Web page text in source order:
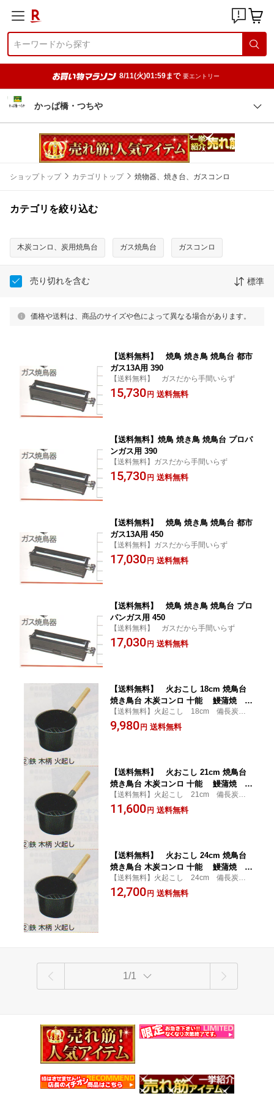
8/11(火)01:59まで 要エントリー
かっぱ橋・つちや
ショップトップ カテゴリトップ 焼物器、焼き台、ガスコンロ
カテゴリを絞り込む
木炭コンロ、炭用焼鳥台 ガス焼鳥台 ガスコンロ
売り切れを含む 標準
価格や送料は、商品のサイズや色によって異なる場合があります。
【送料無料】 焼鳥 焼き鳥 焼鳥台 都市
ガス13A用 390
【送料無料】 ガスだから手間いらず
15,730 円 送料無料
【送料無料】焼鳥 焼き鳥 焼鳥台 プロパ
ンガス用 390
【送料無料】ガスだから手間いらず
15,730 円 送料無料
【送料無料】 焼鳥 焼き鳥 焼鳥台 都市
ガス13A用 450
【送料無料】ガスだから手間いらず
17,030 円 送料無料
【送料無料】 焼鳥 焼き鳥 焼鳥台 プロ
パンガス用 450
【送料無料】 ガスだから手間いらず
17,030 円 送料無料
【送料無料】 火おこし 18cm 焼鳥台
焼き鳥台 木炭コンロ 十能 鰻蒲焼 蒲
焼き 秋刀魚の塩焼き 備長炭 おが炭
【送料無料】火起こし 18cm 備長炭、お
が炭使用
9,980 円 送料無料
【送料無料】 火おこし 21cm 焼鳥台
焼き鳥台 木炭コンロ 十能 鰻蒲焼 蒲
焼き 秋刀魚の塩焼き 備長炭 おが炭
【送料無料】火起こし 21cm 備長炭、お
が炭使用
11,600 円 送料無料
【送料無料】 火おこし 24cm 焼鳥台
焼き鳥台 木炭コンロ 十能 鰻蒲焼 蒲
焼き 秋刀魚の塩焼き 備長炭 おが炭
【送料無料】火起こし 24cm 備長炭、お
が炭使用
12,700 円 送料無料
1/1